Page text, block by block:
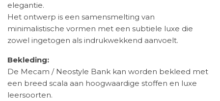
elegantie.
Het ontwerp is een samensmelting van
minimalistische vormen met een subtiele luxe die
zowel ingetogen als indrukwekkend aanvoelt.
Bekleding:
De Mecam / Neostyle Bank kan worden bekleed met
een breed scala aan hoogwaardige stoffen en luxe
leersoorten.